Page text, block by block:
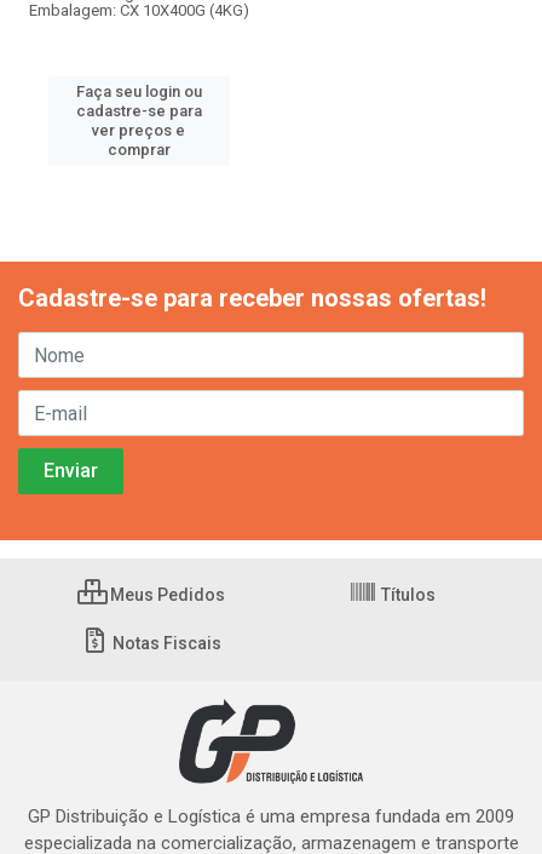
Embalagem: CX 10X400G (4KG)
Faça seu login ou
cadastre-se para
ver preços e
comprar
Cadastre-se para receber nossas ofertas!
Meus Pedidos Títulos
Notas Fiscais
GP Distribuição e Logística é uma empresa fundada em 2009
especializada na comercialização, armazenagem e transporte